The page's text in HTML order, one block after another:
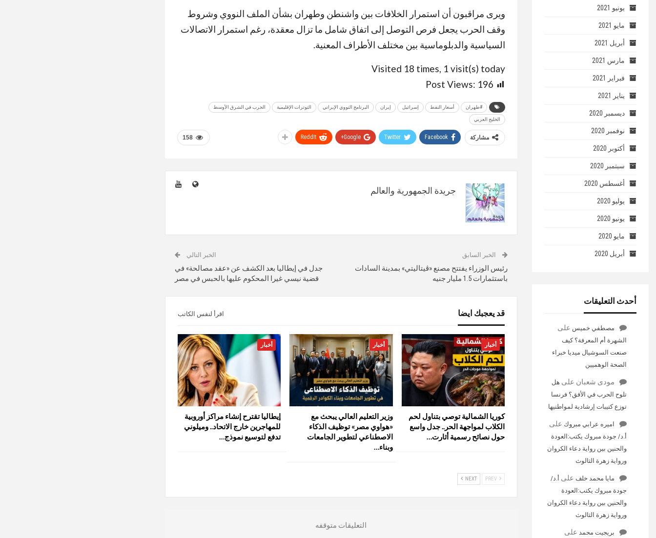
ويرى مراقبون أن استمرار الخلافات بين واشنطن وطهران بشأن الملف النووي وشروط
وقف الحرب يجعل فرص التوصل إلى اتفاق شامل ما تزال معقدة، رغم استمرار الاتصالات
السياسية والدبلوماسية بين مختلف الأطراف المعنية.
Visited 18 times, 1 visit(s) today
Post Views: 196
#طهران أسعار النفط إسرائيل إيران البرنامج النووي الإيراني التوترات الإقليمية الحرب في الشرق الأوسط
الخليج العربي
158 مشاركة Facebook
Twitter
Google+
ReddIt
جريدة الجمهورية والعالم
الخبر السابق
رئيس الوزراء يفتتح مصنع «ڤيتاليتي» بمدينة السادات
باستثمارات 1.5 مليار جنيه
الخبر التالي
جدل في إيطاليا بعد الكشف عن «عقد مصالحة» في
قضية نيسي غيرا المحكوم عليها بالحبس في مصر
قد يعجبك ايضا اقرأ لنفس الكاتب
أخبار
كوريا الشمالية توصي بتناول لحم
الكلاب لمواجهة الحر.. جدل واسع
حول نصائح رسمية أثارت…
أخبار
وزير التعليم العالي يبحث مع
«هواوي مصر» توظيف الذكاء
الاصطناعي لتطوير الجامعات
وبناء…
أخبار
إيطاليا تقترح إنشاء مراكز أوروبية
للمهاجرين خارج الاتحاد.. وميلوني
تدفع لتوسيع نموذج…
NEXT
التعليقات متوقفه
يونيو 2021
مايو 2021
أبريل 2021
مارس 2021
فبراير 2021
يناير 2021
ديسمبر 2020
نوفمبر 2020
أكتوبر 2020
سبتمبر 2020
أغسطس 2020
يوليو 2020
يونيو 2020
مايو 2020
أبريل 2020
أحدث التعليقات
مصطفي خميس على
الشهرة أم المعرفة؟ كيف
صنعت السوشيال ميديا خبراء
الصحة الوهميين
مودى شعبان على هل
تلوح الحرب في الأفق؟ فرنسا
توزع كتيبات إرشادية لمواطنيها
اميره عرابي مبروك على
أ.د/ جودة مبروك يكتب:العودة
والحنين بين رواية دعاء الكروان
ورواية زهرة الثالوث
مايا محمد خلف على أ.د/
جودة مبروك يكتب:العودة
والحنين بين رواية دعاء الكروان
ورواية زهرة الثالوث
بريجيت محمدعلى